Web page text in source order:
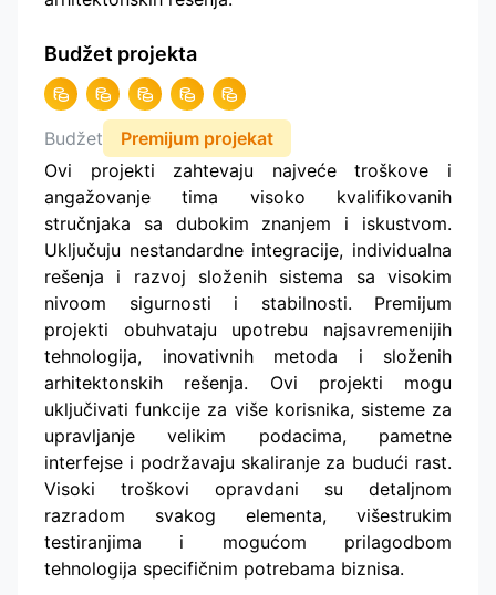
Budžet projekta
Budžet
Premijum projekat
Ovi projekti zahtevaju najveće troškove i
angažovanje tima visoko kvalifikovanih
stručnjaka sa dubokim znanjem i iskustvom.
Uključuju nestandardne integracije, individualna
rešenja i razvoj složenih sistema sa visokim
nivoom sigurnosti i stabilnosti. Premijum
projekti obuhvataju upotrebu najsavremenijih
tehnologija, inovativnih metoda i složenih
arhitektonskih rešenja. Ovi projekti mogu
uključivati funkcije za više korisnika, sisteme za
upravljanje velikim podacima, pametne
interfejse i podržavaju skaliranje za budući rast.
Visoki troškovi opravdani su detaljnom
razradom svakog elementa, višestrukim
testiranjima i mogućom prilagodbom
tehnologija specifičnim potrebama biznisa.